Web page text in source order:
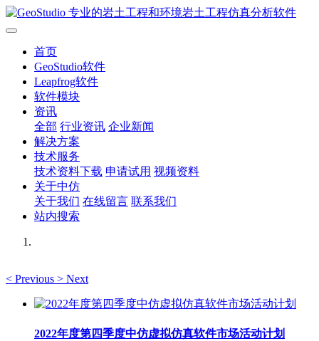
首页
GeoStudio软件
Leapfrog软件
软件模块
资讯
全部 行业资讯 企业新闻
解决方案
技术服务
技术资料下载 申请试用 视频资料
关于中仿
关于我们 在线留言 联系我们
站内搜索
< Previous > Next
2022年度第四季度中仿虚拟仿真软件市场活动计划